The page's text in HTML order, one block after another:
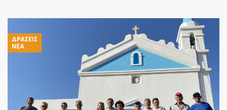
ΔΡΆΣΕΙΣ
ΝΈΑ